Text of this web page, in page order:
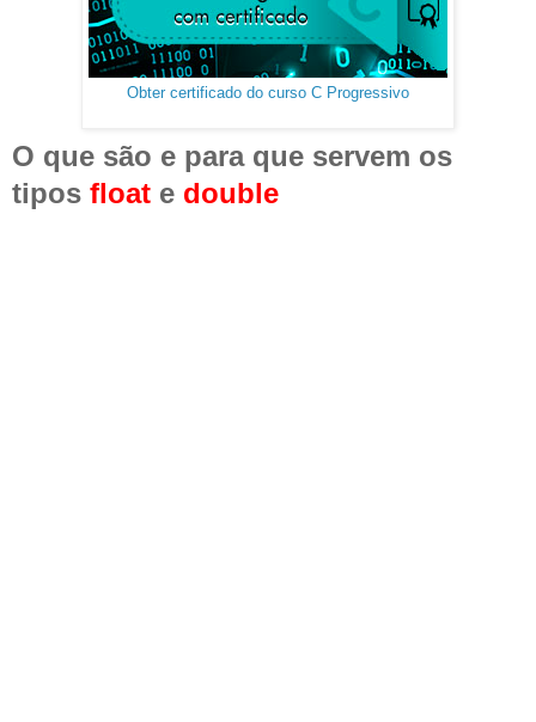
Obter certificado do curso C Progressivo
O que são e para que servem os
tipos float e double